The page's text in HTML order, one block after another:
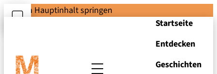
Zum Hauptinhalt springen
Startseite
Entdecken
Geschichten